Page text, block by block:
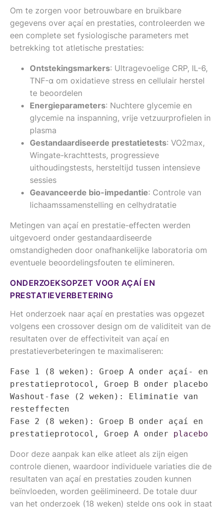
Om te zorgen voor betrouwbare en bruikbare
gegevens over açaí en prestaties, controleerden we
een complete set fysiologische parameters met
betrekking tot atletische prestaties:
Ontstekingsmarkers: Ultragevoelige CRP, IL-6,
TNF-α om oxidatieve stress en cellulair herstel
te beoordelen
Energieparameters: Nuchtere glycemie en
glycemie na inspanning, vrije vetzuurprofielen in
plasma
Gestandaardiseerde prestatietests: VO2max,
Wingate-krachttests, progressieve
uithoudingstests, hersteltijd tussen intensieve
sessies
Geavanceerde bio-impedantie: Controle van
lichaamssamenstelling en celhydratatie
Metingen van açaí en prestatie-effecten werden
uitgevoerd onder gestandaardiseerde
omstandigheden door onafhankelijke laboratoria om
eventuele beoordelingsfouten te elimineren.
ONDERZOEKSOPZET VOOR AÇAÍ EN
PRESTATIEVERBETERING
Het onderzoek naar açaí en prestaties was opgezet
volgens een crossover design om de validiteit van de
resultaten over de effectiviteit van açaí en
prestatieverbeteringen te maximaliseren:
Fase 1 (8 weken): Groep A onder açaí- en
prestatieprotocol, Groep B onder placebo
Washout-fase (2 weken): Eliminatie van
resteffecten
Fase 2 (8 weken): Groep B onder açaí en
prestatieprotocol, Groep A onder placebo
Door deze aanpak kan elke atleet als zijn eigen
controle dienen, waardoor individuele variaties die de
resultaten van açaí en prestaties zouden kunnen
beïnvloeden, worden geëlimineerd. De totale duur
van het onderzoek (18 weken) stelde ons ook in staat